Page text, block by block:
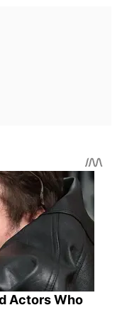
Actors Who